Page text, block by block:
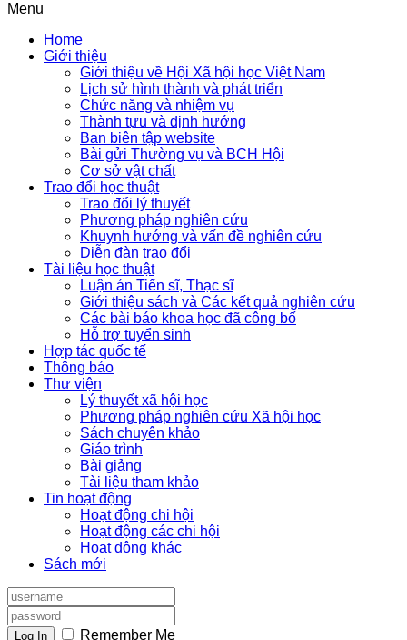
Menu
Home
Giới thiệu
Giới thiệu về Hội Xã hội học Việt Nam
Lịch sử hình thành và phát triển
Chức năng và nhiệm vụ
Thành tựu và định hướng
Ban biên tập website
Bài gửi Thường vụ và BCH Hội
Cơ sở vật chất
Trao đổi học thuật
Trao đổi lý thuyết
Phương pháp nghiên cứu
Khuynh hướng và vấn đề nghiên cứu
Diễn đàn trao đổi
Tài liệu học thuật
Luận án Tiến sĩ, Thạc sĩ
Giới thiệu sách và Các kết quả nghiên cứu
Các bài báo khoa học đã công bố
Hỗ trợ tuyển sinh
Hợp tác quốc tế
Thông báo
Thư viện
Lý thuyết xã hội học
Phương pháp nghiên cứu Xã hội học
Sách chuyên khảo
Giáo trình
Bài giảng
Tài liệu tham khảo
Tin hoạt động
Hoạt động chi hội
Hoạt động các chi hội
Hoạt động khác
Sách mới
Log In Remember Me